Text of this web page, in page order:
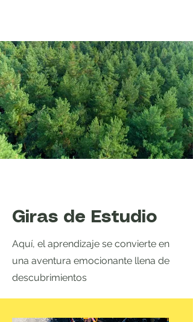
Giras de Estudio
Aquí, el aprendizaje se convierte en
una aventura emocionante llena de
descubrimientos